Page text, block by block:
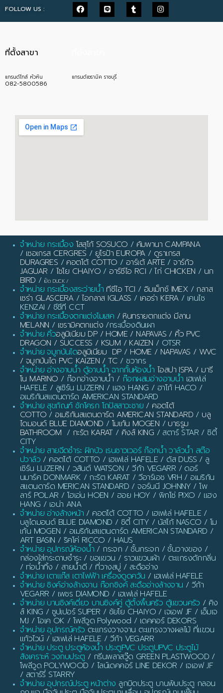
FOLLOW US :
ที่ตั้งสาขา
แกรนด์ไทล์ หัวหิน
082-5800586
แกรนด์เซรามิค ราชบุรี
จำหน่าย กระเบื้อง โสสุโก้ SOSUCO / คัมพานา CAMPANA
/ เซอเกรส CERGRES / ยูโรป้า EUROPA/ ดูราเกรส
DURAGRES / คอตโต้ COTTO / อาร์เต้ ARTE /จาร์กัว
JAGUAR / ไชโย CHAIYO / อาร์ซีไอ RCI /ไก่ CHICKEN / นก
BIRD / เป็ด DUCK /
จำหน่าย กระเบื้องสระว่ายน้ำ ทีซีไอ TCI / อิมเม็กซ์ IMEX/ กลาส
เซร่า GLASCERA/ไอกลาส IGLASS / เคอร่า KERA/ เคนไซ
KENZAI / ซีซีที CCT
จำหน่าย กระเบื้องตกแต่งโมเสค / หินทรายตกแต่ง มีลาน
MELANN / เซรามิคตกแต่ง /กระเบื้องดินเผา
จำหน่าย คิ้วอลูมิเนียม DP / HOME / NAPAVAS / คิ้ว PVC
DRAGON / SUCCESS / KSUM / KAIZEN / OTSR
จำหน่าย จมูกบันไดอลูมิเนียม DP / HOME / NAPAVAS / WVC
/ จมูกบันได PVC KAIZEN / TC / ชวากร
จำหน่าย อ่างอาบน้ำ ตู้อาบน้ำ ฉากกั้นห้องน้ำ ไอสปา ISPA / มารี
โน MARINO / ก๊อกอ่างอาบน้ำ / ก๊อกผสมอ่างอาบน้ำ เฮเฟเล่
HAFELE / ลูเซิร์น LUZERN / แฮง HANG / ฮาโก้ HACO /
อเมริกันสแตนดาร์ด AMERICAN STANDARD
จำหน่าย สุขภัณฑ์ ชักโครก โถปัสสาวะชาย / คอตโต้
COTTO / อเมริกันสแตนดาร์ด AMERICAN STANDARD / บลู
ไดมอนด์ BLUE DIAMOND / โมเก้น MOGEN / บาธรูม
BATHROOM / กะรัต KARAT/ คิงส์ KING / สตาร์ STAR / ซิตี้
CITY
จำหน่าย สายฉีดชำระ ฝักบัว เรนชาวเวอร์ ก๊อกน้ำ วาล์วน้ำ สต๊อ
ปวาล์ว / คอตโต้ COTTO / เฮเฟเล่ HAFELE / ดัส DUSS / ลู
เซิร์น LUZERN / วสันต์ WATSON / วีก้า VEGARR / ดอร์
นมาร์ค DONMARK / กะรัต KARAT / วีอาร์เอช VRH / อเมริกัน
สแตนดาร์ด MERICAN STANDARD / จอร์นนี JOHNNY / โพ
ลาร์ POLAR / โฮเอ่น HOEN / ฮอย HOY / พิกโซ่ PIXO / แฮง
HANG / เอน่า ANA
จำหน่าย อ่างล้างหน้า / คอตโต้ COTTO / เฮเฟเล่ HAFELE /
บลูไดมอนด์ BLUE DIAMOND / ซิตี้ CITY / นัสโก้ NASCO / โม
เก้น MOGEN / อเมริกันสแตนดาร์ด AMERICAN STANDARD /
ART BASIN / ริคโค่ RICCO / HAUS
จำหน่าย อุปกรณ์ห้องน้ำ / กระจก / ชั้นกระจก / ชั้นวางของ /
กล่องใส่กระดาษชำระ / ขอแขวน / ราวแขวนผ้า / ตะแกรงดักกลิ่น
/ ท่อน้ำทิ้ง / สายน้ำดี / ที่วางสบู่ / สะดืออ่าง
จำหน่าย เตาแก๊ส เตาไฟฟ้า เครื่องดูดควัน / เฮเฟเล่ HAFELE
จำหน่าย ซิงค์อ่างล้างจาน ก๊อกซิงค์ สะดืออ่างล้างจาน / วีก้า
VEGARR / เพชร DIAMOND / เฮเฟเล่ HAFELE
จำหน่าย บานซิงค์เดี่ยว บานซิงค์คู่ ตู้ตั้งพื้นครัว ตู้แขวนครัว / คิง
ส์ KING / ซูปเปอร์ SUPER / ชัยโย CHAIYO / เจเอฟ JF / เอ็มเจ
MJ / โอเค OK / โพลีวูด Polywood / เดคคอร์ DEKORS
จำหน่าย อุปกรณ์ครัว ตะแกรงวางจาน ตะแกรงวางผลไม้ ที่แขวน
แก้วไวน์ / เฮเฟเล่ HAFELE / วีก้า VEGARR
จำหน่าย ประตู ประตูห้องน้ำ ประตูPVC ประตูUPVC ประตูไม้
สังเคราะห์ วงกบประตู / กรีนพลาสวู๊ด GREEN PLASTWOOD /
โพลีวูด POLYWOOD / ไลน์เดคคอร์ LINE DEKOR / เจเอฟ JF
/ สตาร์รี่ STARRY
จำหน่าย อุปกรณ์ประตู หน้าต่าง ลูกบิดประตู บานพับประตู กลอน